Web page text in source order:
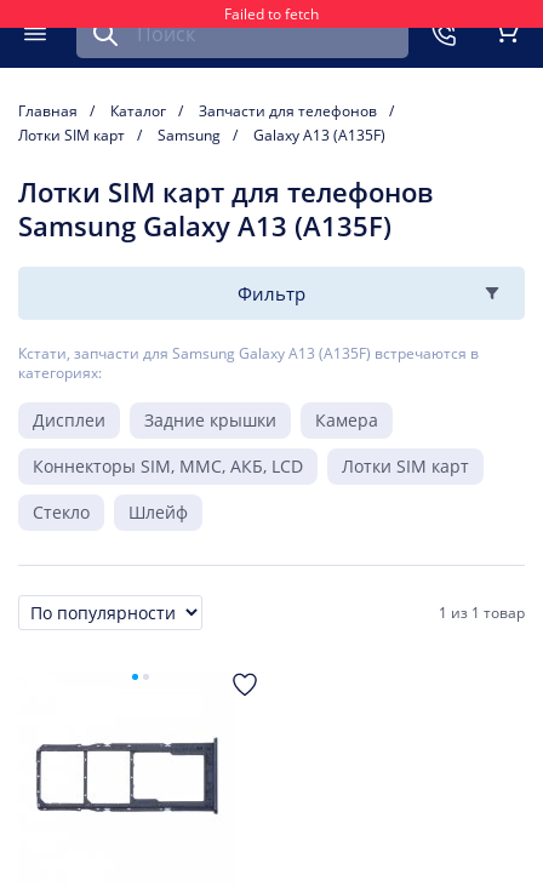
Failed to fetch
Меню
Найти запчасть для мобильного устройства
Главная Каталог
Запчасти для телефонов
Лотки SIM карт
Samsung Galaxy A13 (A135F)
Лотки SIM карт для телефонов
Samsung Galaxy A13 (A135F)
Фильтр
Кстати, запчасти для Samsung Galaxy A13 (A135F) встречаются в
категориях:
Дисплеи Задние крышки
Камера
Коннекторы SIM, MMC, АКБ, LCD
Лотки SIM карт
Стекло
Шлейф
Сортировка 1 из 1 товар